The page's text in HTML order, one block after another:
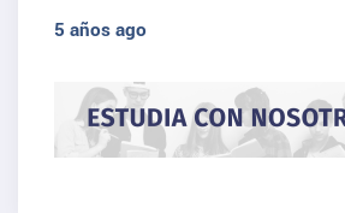
5 años ago